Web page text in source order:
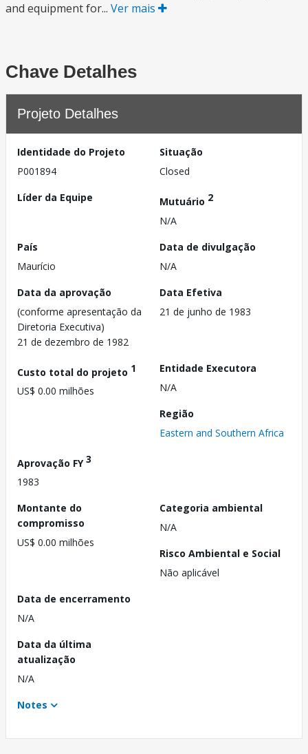
and equipment for... Ver mais
Chave Detalhes
Projeto Detalhes
Identidade do Projeto
P001894
Situação
Closed
Líder da Equipe
Mutuário 2
N/A
País
Maurício
Data de divulgação
N/A
Data da aprovação
(conforme apresentação da
Diretoria Executiva)
21 de dezembro de 1982
Data Efetiva
21 de junho de 1983
Custo total do projeto 1
US$ 0.00 milhões
Entidade Executora
N/A
Região
Eastern and Southern Africa
Aprovação FY3
1983
Montante do
compromisso
US$ 0.00 milhões
Categoria ambiental
N/A
Risco Ambiental e Social
Não aplicável
Data de encerramento
N/A
Data da última
atualização
N/A
Notes